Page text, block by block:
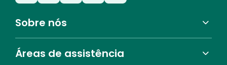
Sobre nós
Áreas de assistência